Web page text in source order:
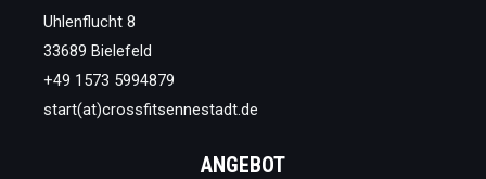
Uhlenflucht 8
33689 Bielefeld
+49 1573 5994879
start(at)crossfitsennestadt.de
ANGEBOT